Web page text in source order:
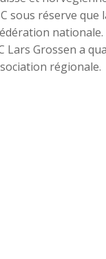
sous réserve que
nationale.
Lars Grossen a
régionale.